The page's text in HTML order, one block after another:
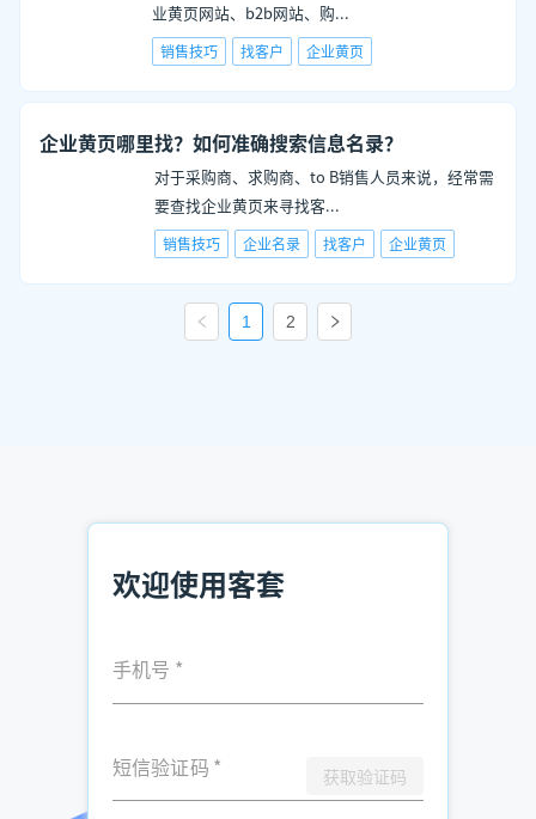
业黄页网站、b2b网站、购...
销售技巧 找客户 企业黄页
企业黄页哪里找？如何准确搜索信息名录？
对于采购商、求购商、to B销售人员来说，经常需
要查找企业黄页来寻找客...
销售技巧 企业名录 找客户 企业黄页
1 2
欢迎使用客套
手机号 *
短信验证码 * 获取验证码